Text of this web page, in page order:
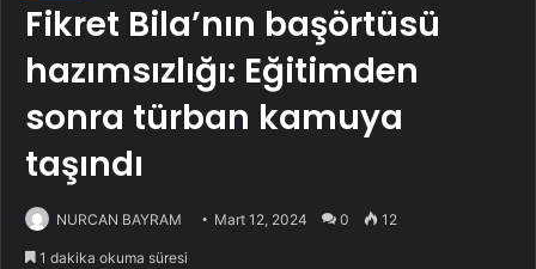
Fikret Bila’nın başörtüsü
hazımsızlığı: Eğitimden
sonra türban kamuya
taşındı
NURCAN BAYRAM Mart 12, 2024 0 12
1 dakika okuma süresi